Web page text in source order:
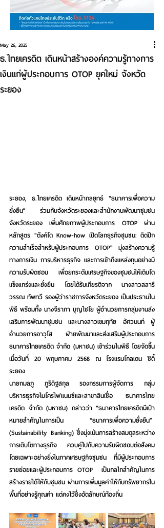
ธ.ไทยเครดิต เดินหน้าสร้างองค์ความรู้ทางการ
เงินแก่ผู้ประกอบการ OTOP ยุคใหม่ จังหวัด
ระยอง
May 26, 2025
ระยอง, ธ.ไทยเครดิต เดินหน้ากลยุทธ์ “ธนาคารเพื่อความ
ยั่งยืน” ร่วมกับจังหวัดระยองและสำนักงานพัฒนาชุมชน
จังหวัดระยอง เพิ่มศักยภาพผู้ประกอบการ OTOP ผ่าน
หลักสูตร "ตังค์โต Know-how เปิดโลกธุรกิจชุมชน: ติดปีก
ความสำเร็จสำหรับผู้ประกอบการ OTOP" มุ่งสร้างความรู้
ทางการเงิน การบริหารธุรกิจ และการเข้าถึงแหล่งทุนอย่างมี
ความรับผิดชอบ เพื่อยกระดับเศรษฐกิจของชุมชนให้เติบโต
แข็งแกร่งและยั่งยืน โดยได้รับเกียรติจาก นางสาวสลารี
วรรณ ทัพทวี รองผู้ว่าราชการจังหวัดระยอง เป็นประธานใน
พิธี พร้อมทั้ง นางจีราภา บุญไชโย ผู้อำนวยการกลุ่มงานส่ง
เสริมการพัฒนาชุมชน และนางสาวเขมฤทัย อัศวนนท์ ผู้
อำนวยการอาวุโส ฝ่ายพัฒนาและส่งเสริมผู้ประกอบการ
ธนาคารไทยเครดิต จำกัด (มหาชน) เข้าร่วมในพิธี โดยจัดขึ้น
เมื่อวันที่ 20 พฤษภาคม 2568 ณ โรงแรมโกลเดน ซิตี้
ระยอง
นายกมลภู ภูริดิฐสกุล รองกรรมการผู้จัดการ กลุ่ม
บริหารธุรกิจไมโครไฟแนนซ์และสาขาสินเชื่อ ธนาคารไทย
เครดิต จำกัด (มหาชน) กล่าวว่า “ธนาคารไทยเครดิตมีเป้า
หมายสำคัญในการเป็น “ธนาคารเพื่อความยั่งยืน”
(Sustainability Banking) ซึ่งมุ่งเน้นการสร้างสมดุลระหว่าง
การเติบโตทางธุรกิจ ควบคู่ไปกับความรับผิดชอบต่อสังคม
โดยเฉพาะอย่างยิ่งในภาคเศรษฐกิจชุมชน ที่มีผู้ประกอบการ
รายย่อยและผู้ประกอบการ OTOP  เป็นกลไกสำคัญในการ
สร้างรายได้ให้กับชุมชน ผ่านการเพิ่มมูลค่าให้กับทรัพยากรใน
พื้นที่อย่างรู้คุณค่า แต่คงไว้ซึ่งอัตลักษณ์ท้องถิ่น